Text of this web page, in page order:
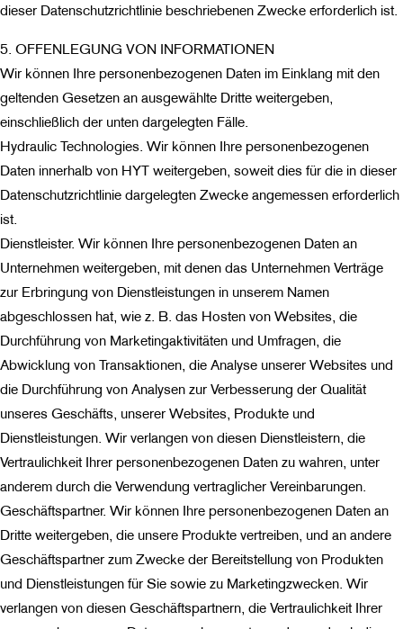
dieser Datenschutzrichtlinie beschriebenen Zwecke erforderlich ist.
5. OFFENLEGUNG VON INFORMATIONEN
Wir können Ihre personenbezogenen Daten im Einklang mit den
geltenden Gesetzen an ausgewählte Dritte weitergeben,
einschließlich der unten dargelegten Fälle.
Hydraulic Technologies. Wir können Ihre personenbezogenen
Daten innerhalb von HYT weitergeben, soweit dies für die in dieser
Datenschutzrichtlinie dargelegten Zwecke angemessen erforderlich
ist.
Dienstleister. Wir können Ihre personenbezogenen Daten an
Unternehmen weitergeben, mit denen das Unternehmen Verträge
zur Erbringung von Dienstleistungen in unserem Namen
abgeschlossen hat, wie z. B. das Hosten von Websites, die
Durchführung von Marketingaktivitäten und Umfragen, die
Abwicklung von Transaktionen, die Analyse unserer Websites und
die Durchführung von Analysen zur Verbesserung der Qualität
unseres Geschäfts, unserer Websites, Produkte und
Dienstleistungen. Wir verlangen von diesen Dienstleistern, die
Vertraulichkeit Ihrer personenbezogenen Daten zu wahren, unter
anderem durch die Verwendung vertraglicher Vereinbarungen.
Geschäftspartner. Wir können Ihre personenbezogenen Daten an
Dritte weitergeben, die unsere Produkte vertreiben, und an andere
Geschäftspartner zum Zwecke der Bereitstellung von Produkten
und Dienstleistungen für Sie sowie zu Marketingzwecken. Wir
verlangen von diesen Geschäftspartnern, die Vertraulichkeit Ihrer